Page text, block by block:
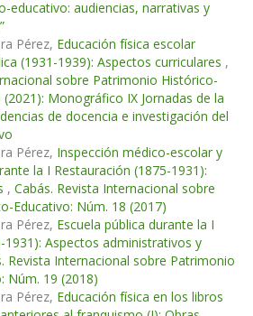
educativo: audiencias, narrativas y
Pérez, Educación física escolar
(1931-1939): Aspectos curriculares ,
sobre Patrimonio Histórico-
Monográfico IX Jornadas de la
de docencia e investigación del
Pérez, Inspección médico-escolar y
la I Restauración (1875-1931):
, Cabás. Revista Internacional sobre
Educativo: Núm. 18 (2017)
Pérez, Escuela pública durante la I
1931): Aspectos administrativos y
Revista Internacional sobre Patrimonio
Núm. 19 (2018)
Pérez, Educación física en los libros